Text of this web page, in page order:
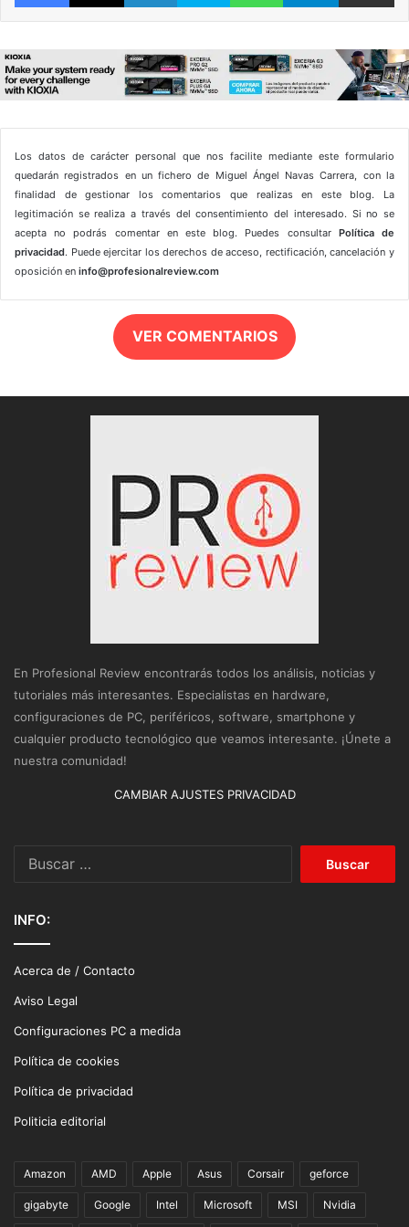
Los datos de carácter personal que nos facilite mediante este formulario
quedarán registrados en un fichero de Miguel Ángel Navas Carrera, con la
finalidad de gestionar los comentarios que realizas en este blog. La
legitimación se realiza a través del consentimiento del interesado. Si no se
acepta no podrás comentar en este blog. Puedes consultar Política de
privacidad. Puede ejercitar los derechos de acceso, rectificación, cancelación y
oposición en info@profesionalreview.com
VER COMENTARIOS
En Profesional Review encontrarás todos los análisis, noticias y
tutoriales más interesantes. Especialistas en hardware,
configuraciones de PC, periféricos, software, smartphone y
cualquier producto tecnológico que veamos interesante. ¡Únete a
nuestra comunidad!
CAMBIAR AJUSTES PRIVACIDAD
INFO:
Acerca de / Contacto
Aviso Legal
Configuraciones PC a medida
Política de cookies
Política de privacidad
Politicia editorial
Amazon AMD Apple Asus Corsair geforce
gigabyte Google Intel Microsoft MSI Nvidia